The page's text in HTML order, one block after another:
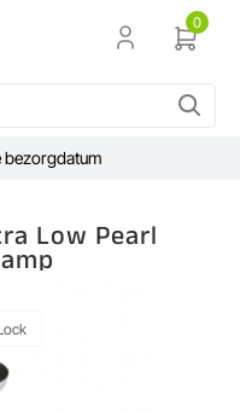
0
bezorgdatum
Low Pearl